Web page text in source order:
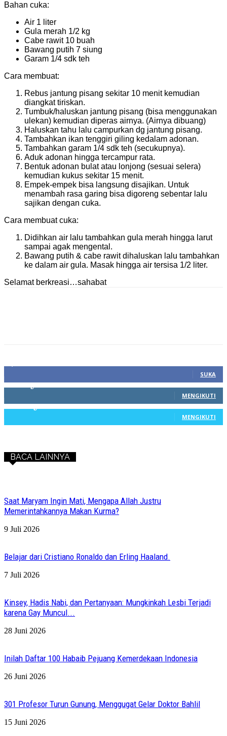
Bahan cuka:
Air 1 liter
Gula merah 1/2 kg
Cabe rawit 10 buah
Bawang putih 7 siung
Garam 1/4 sdk teh
Cara membuat:
Rebus jantung pisang sekitar 10 menit kemudian
diangkat tiriskan.
Tumbuk/haluskan jantung pisang (bisa menggunakan
ulekan) kemudian diperas airnya. (Airnya dibuang)
Haluskan tahu lalu campurkan dg jantung pisang.
Tambahkan ikan tenggiri giling kedalam adonan.
Tambahkan garam 1/4 sdk teh (secukupnya).
Aduk adonan hingga tercampur rata.
Bentuk adonan bulat atau lonjong (sesuai selera)
kemudian kukus sekitar 15 menit.
Empek-empek bisa langsung disajikan. Untuk
menambah rasa garing bisa digoreng sebentar lalu
sajikan dengan cuka.
Cara membuat cuka:
Didihkan air lalu tambahkan gula merah hingga larut
sampai agak mengental.
Bawang putih & cabe rawit dihaluskan lalu tambahkan
ke dalam air gula. Masak hingga air tersisa 1/2 liter.
Selamat berkreasi…sahabat
SUKA
MENGIKUTI
MENGIKUTI
BACA LAINNYA
Saat Maryam Ingin Mati, Mengapa Allah Justru
Memerintahkannya Makan Kurma?
9 Juli 2026
Belajar dari Cristiano Ronaldo dan Erling Haaland.
7 Juli 2026
Kinsey, Hadis Nabi, dan Pertanyaan: Mungkinkah Lesbi Terjadi
karena Gay Muncul...
28 Juni 2026
Inilah Daftar 100 Habaib Pejuang Kemerdekaan Indonesia
26 Juni 2026
301 Profesor Turun Gunung, Menggugat Gelar Doktor Bahlil
15 Juni 2026